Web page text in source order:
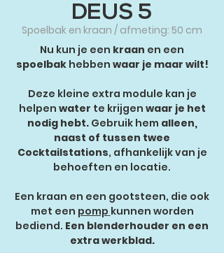
DEUS 5
Spoelbak en kraan / afmeting: 50 cm
Nu kun je een kraan en een
spoelbak hebben waar je maar wilt!
Deze kleine extra module kan je
helpen water te krijgen waar je het
nodig hebt.Gebruik hem alleen,
naast of tussen twee
Cocktailstations, afhankelijk van je
behoeften en locatie.
Een kraan en een gootsteen, die ook
met een pomp kunnen worden
bediend. Een blenderhouder en een
extra werkblad.